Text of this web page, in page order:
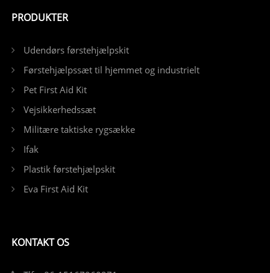
PRODUKTER
Udendørs førstehjælpskit
Førstehjælpssæt til hjemmet og industrielt
Pet First Aid Kit
Vejsikkerhedssæt
Militære taktiske rygsække
Ifak
Plastik førstehjælpskit
Eva First Aid Kit
KONTAKT OS